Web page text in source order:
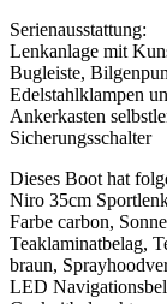
Serienausstattung:
Lenkanlage mit
Bugleiste,
Edelstahlklampen
Ankerkasten
Sicherungsschalter
Dieses Boot hat
Niro 35cm
Farbe carbon,
Teaklaminatbelag,
braun,
LED